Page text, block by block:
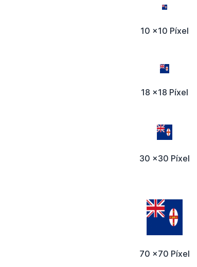
10 x10 Píxel
18 x18 Píxel
30 x30 Píxel
70 x70 Píxel